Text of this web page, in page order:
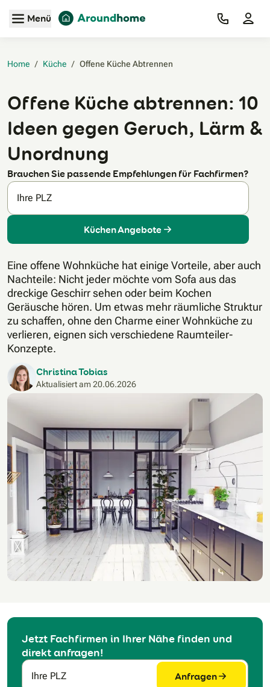
Zum Hauptinhalt
Menü
Home / Küche / Offene Küche Abtrennen‎
Offene Küche abtrennen: 10
Ideen gegen Geruch, Lärm &
Unordnung
Brauchen Sie passende Empfehlungen für Fachfirmen?
Ihre PLZ
Küchen Angebote
Eine offene Wohnküche hat einige Vorteile, aber auch
Nachteile: Nicht jeder möchte vom Sofa aus das
dreckige Geschirr sehen oder beim Kochen
Geräusche hören. Um etwas mehr räumliche Struktur
zu schaffen, ohne den Charme einer Wohnküche zu
verlieren, eignen sich verschiedene Raumteiler-
Konzepte.
Christina Tobias
Aktualisiert am 20.06.2026
Jetzt Fachfirmen in Ihrer Nähe finden und
direkt anfragen!
Ihre PLZ Anfragen